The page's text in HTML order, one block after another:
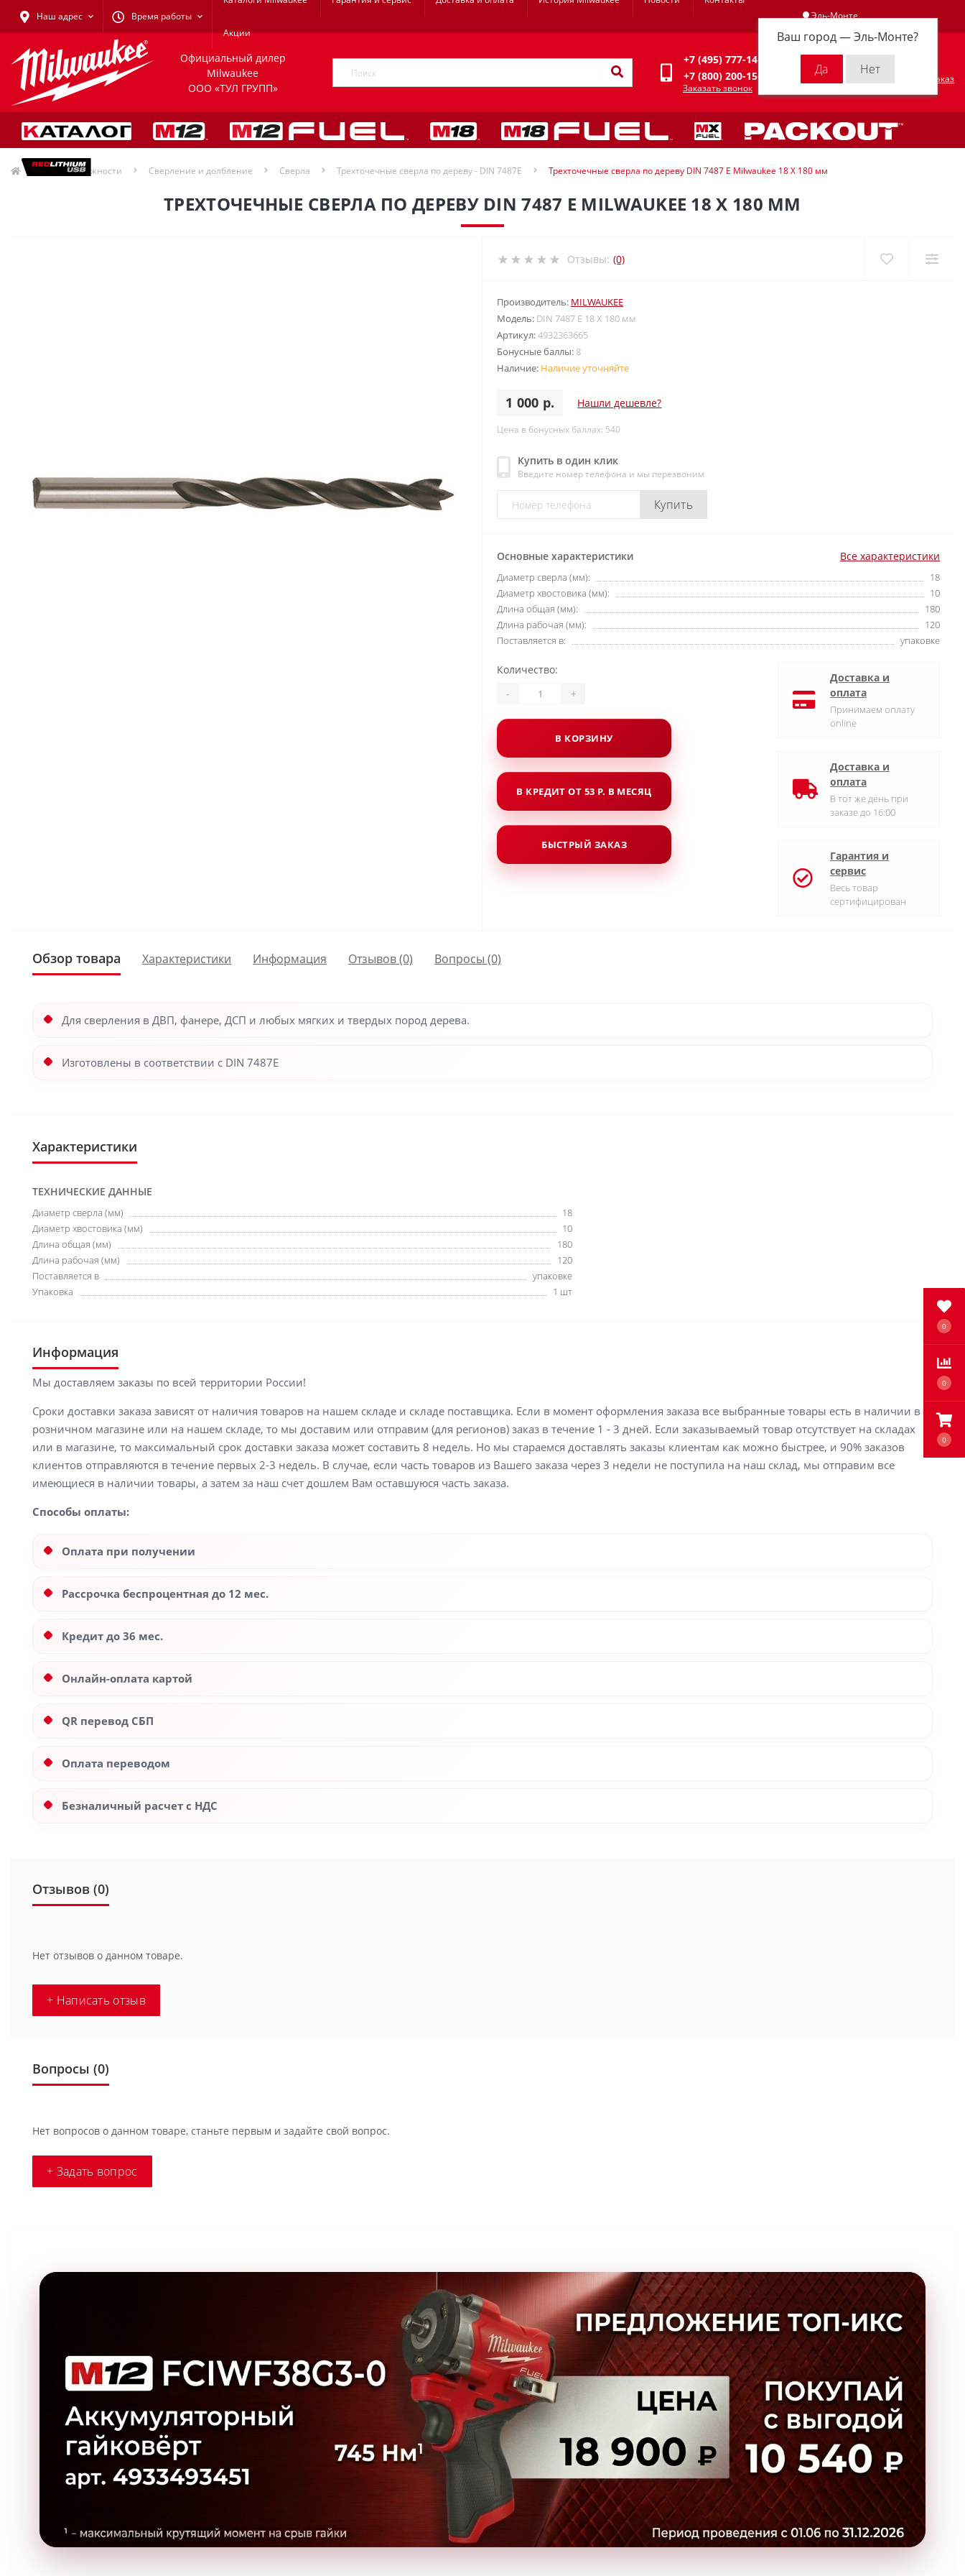
0
0
0
Наш адрес Время работы
Акции
Эль-Монте
Ваш город —Эль-Монте?
Личный кабинет
Официальный дилер
Milwaukee
ООО «ТУЛ ГРУПП»
+7 (495) 777-14-94
+7 (800) 200-15-94
Заказать звонок
Оформить заказ
Принадлежности Сверление и долбление Сверла Трехточечные сверла по дереву - DIN 7487E Трехточечные сверла по дереву DIN 7487 E Milwaukee 18 X 180 мм
ТРЕХТОЧЕЧНЫЕ СВЕРЛА ПО ДЕРЕВУ DIN 7487 E MILWAUKEE 18 X 180 ММ
Отзывы: (0)
Производитель: MILWAUKEE
Модель: DIN 7487 E 18 X 180 мм
Артикул:4932363665
Бонусные баллы: 8
Наличие: Наличие уточняйте
1 000 р. Нашли дешевле?
Цена в бонусных баллах: 540
Купить в один клик
Введите номер телефона и мы перезвоним
Купить
Основные характеристики Все характеристики
Диаметр сверла (мм):
18
Диаметр хвостовика (мм):
10
Длина общая (мм):
180
Длина рабочая (мм):
120
Поставляется в:
упаковке
Количество:
- +
В КОРЗИНУ
В КРЕДИТ ОТ 53 Р. В МЕСЯЦ
БЫСТРЫЙ ЗАКАЗ
Доставка и
оплата
Принимаем оплату
online
Доставка и
оплата
В тот же день при
заказе до 16:00
Гарантия и
сервис
Весь товар
сертифицирован
Обзор товара Характеристики Информация Отзывов (0) Вопросы (0)
Для сверления в ДВП, фанере, ДСП и любых мягких и твердых пород дерева.
Изготовлены в соответствии с DIN 7487E
Характеристики
ТЕХНИЧЕСКИЕ ДАННЫЕ
Диаметр сверла (мм)
18
Диаметр хвостовика (мм)
10
Длина общая (мм)
180
Длина рабочая (мм)
120
Поставляется в
упаковке
Упаковка
1 шт
Информация
Мы доставляем заказы по всей территории России!
Сроки доставки заказа зависят от наличия товаров на нашем складе и складе поставщика. Если в момент оформления заказа все выбранные товары есть в наличии в
розничном магазине или на нашем складе, то мы доставим или отправим (для регионов) заказ в течение 1 - 3 дней. Если заказываемый товар отсутствует на складах
или в магазине, то максимальный срок доставки заказа может составить 8 недель. Но мы стараемся доставлять заказы клиентам как можно быстрее, и 90% заказов
клиентов отправляются в течение первых 2-3 недель. В случае, если часть товаров из Вашего заказа через 3 недели не поступила на наш склад, мы отправим все
имеющиеся в наличии товары, а затем за наш счет дошлем Вам оставшуюся часть заказа.
Способы оплаты:
Оплата при получении
Рассрочка беспроцентная до 12 мес.
Кредит до 36 мес.
Онлайн-оплата картой
QR перевод СБП
Оплата переводом
Безналичный расчет с НДС
Отзывов (0)
Нет отзывов о данном товаре.
+ Написать отзыв
Вопросы (0)
Нет вопросов о данном товаре, станьте первым и задайте свой вопрос.
+ Задать вопрос